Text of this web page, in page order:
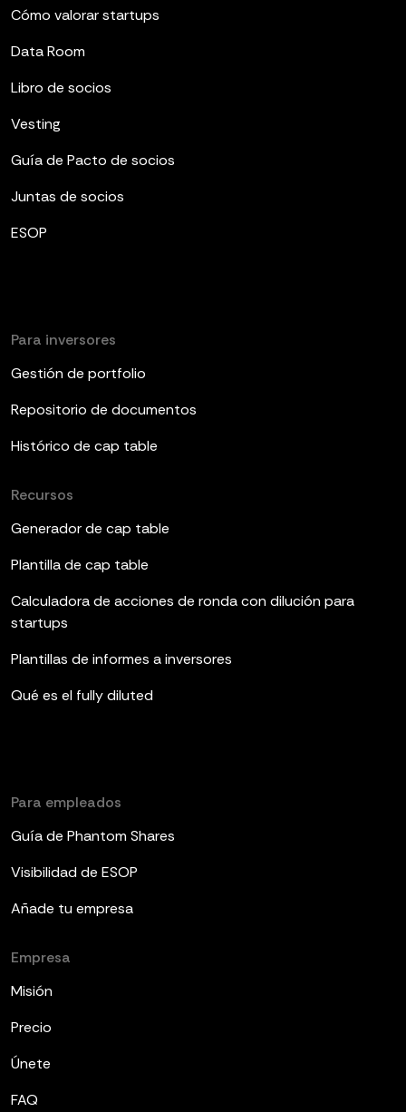
Cómo valorar startups
Data Room
Libro de socios
Vesting
Guía de Pacto de socios
Juntas de socios
ESOP
Para inversores
Gestión de portfolio
Repositorio de documentos
Histórico de cap table
Recursos
Generador de cap table
Plantilla de cap table
Calculadora de acciones de ronda con dilución para
startups
Plantillas de informes a inversores
Qué es el fully diluted
Para empleados
Guía de Phantom Shares
Visibilidad de ESOP
Añade tu empresa
Empresa
Misión
Precio
Únete
FAQ